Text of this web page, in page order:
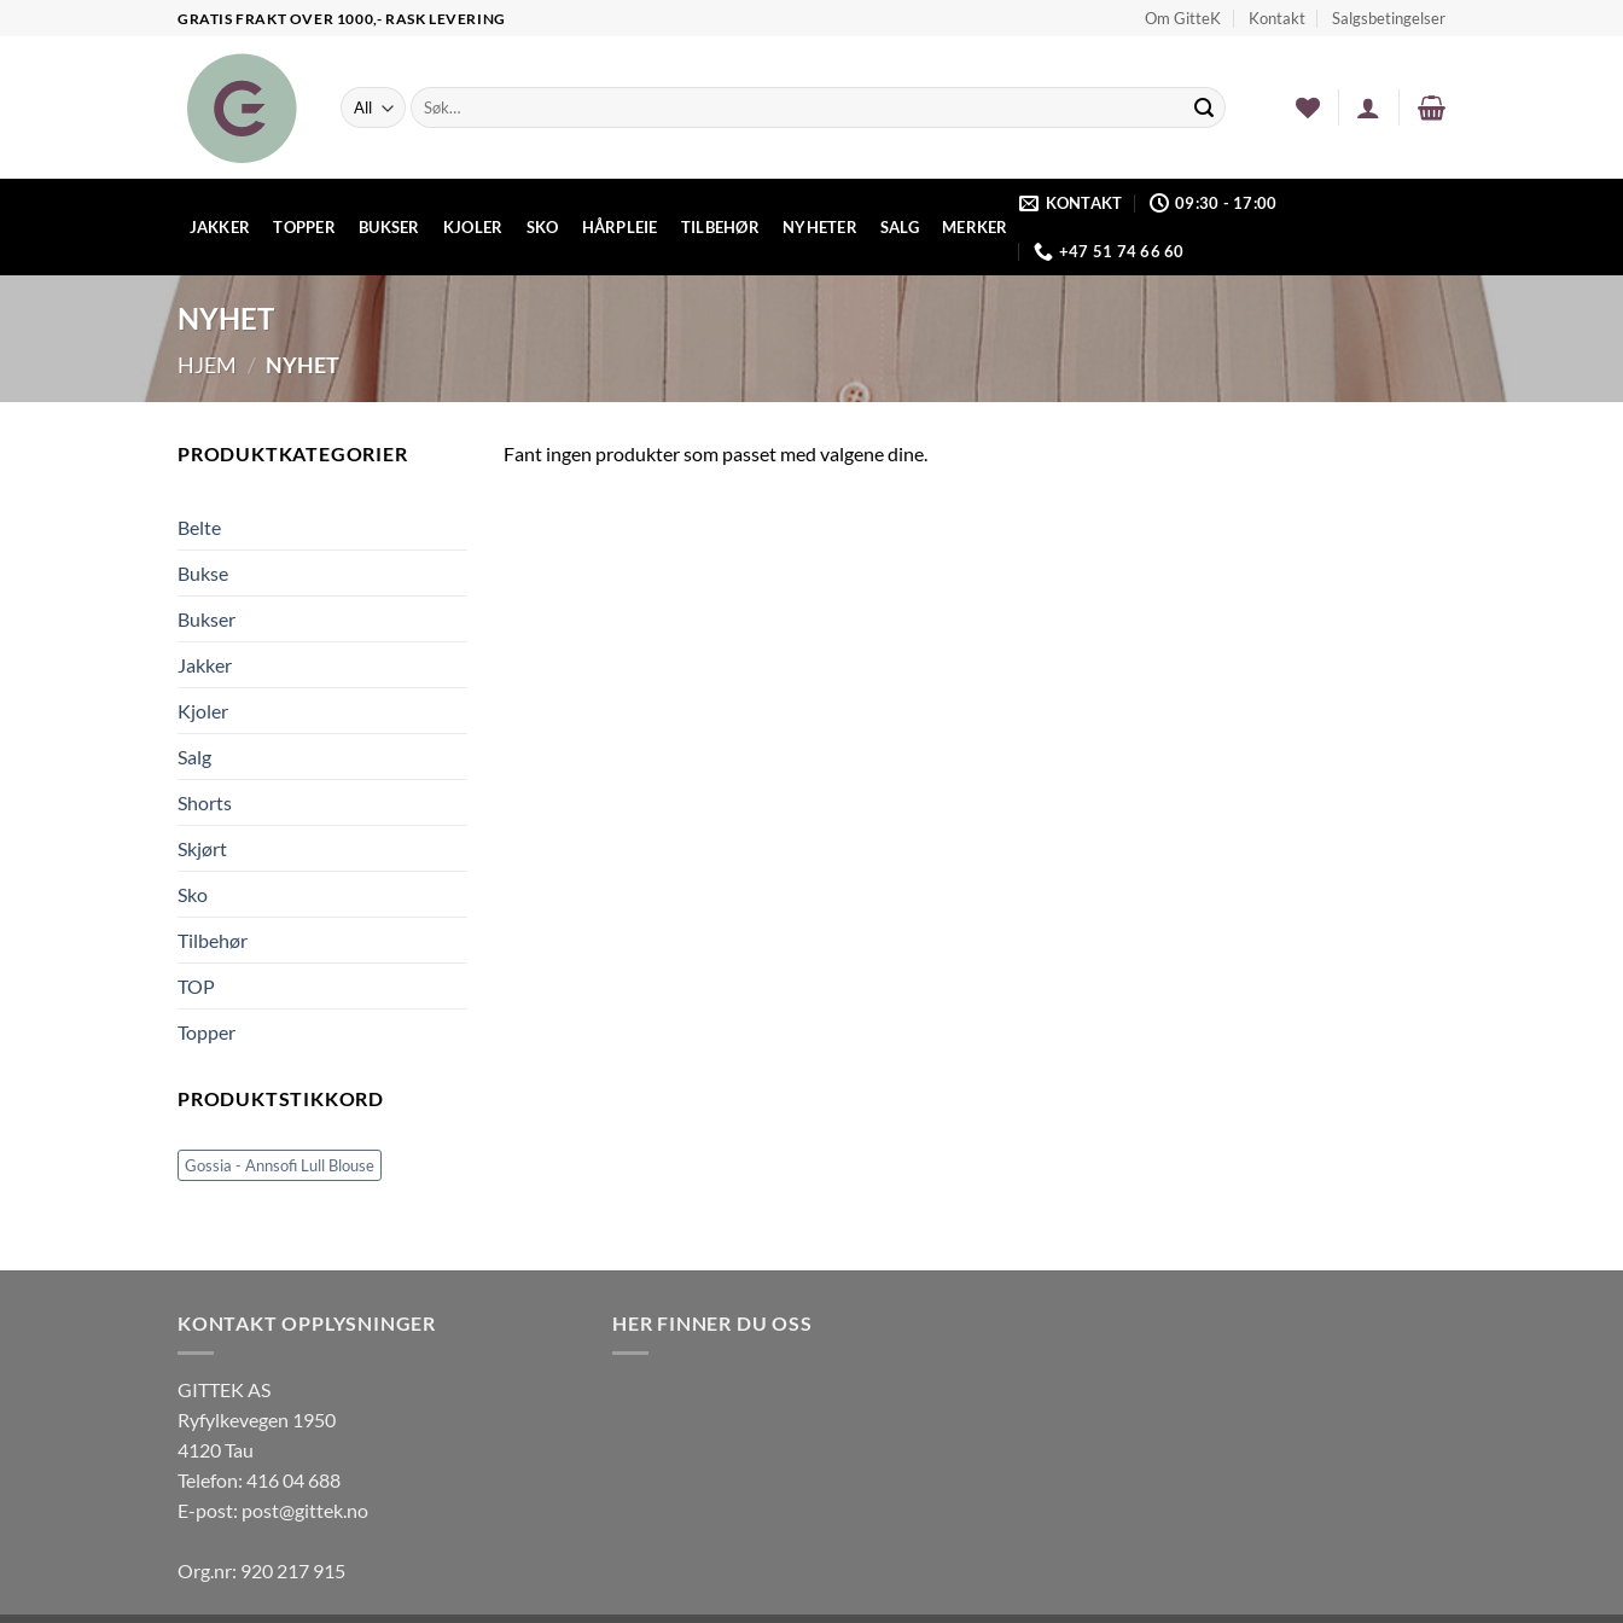
GRATIS FRAKT OVER 1000,- RASK LEVERING Om GitteK Kontakt Salgsbetingelser
Søk
etter:
JAKKER TOPPER BUKSER KJOLER SKO HÅRPLEIE TILBEHØR NYHETER SALG MERKER
KONTAKT 09:30 - 17:00
+47 51 74 66 60
NYHET
HJEM / NYHET
PRODUKTKATEGORIER
Belte
Bukse
Bukser
Jakker
Kjoler
Salg
Shorts
Skjørt
Sko
Tilbehør
TOP
Topper
PRODUKTSTIKKORD
Gossia - Annsofi Lull Blouse
Fant ingen produkter som passet med valgene dine.
KONTAKT OPPLYSNINGER
GITTEK AS
Ryfylkevegen 1950
4120 Tau
Telefon: 416 04 688
E-post: post@gittek.no
Org.nr: 920 217 915
HER FINNER DU OSS